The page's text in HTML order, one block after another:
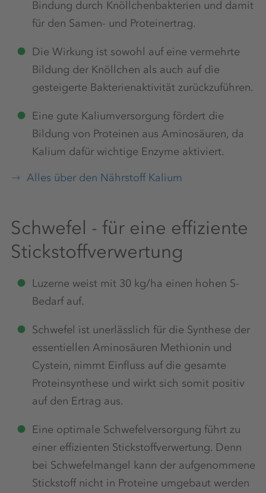
Bindung durch Knöllchenbakterien und damit
für den Samen- und Proteinertrag.
Die Wirkung ist sowohl auf eine vermehrte
Bildung der Knöllchen als auch auf die
gesteigerte Bakterienaktivität zurückzuführen.
Eine gute Kaliumversorgung fördert die
Bildung von Proteinen aus Aminosäuren, da
Kalium dafür wichtige Enzyme aktiviert.
Alles über den Nährstoff Kalium
Schwefel - für eine effiziente
Stickstoffverwertung
Luzerne weist mit 30 kg/ha einen hohen S-
Bedarf auf.
Schwefel ist unerlässlich für die Synthese der
essentiellen Aminosäuren Methionin und
Cystein, nimmt Einfluss auf die gesamte
Proteinsynthese und wirkt sich somit positiv
auf den Ertrag aus.
Eine optimale Schwefelversorgung führt zu
einer effizienten Stickstoffverwertung. Denn
bei Schwefelmangel kann der aufgenommene
Stickstoff nicht in Proteine umgebaut werden